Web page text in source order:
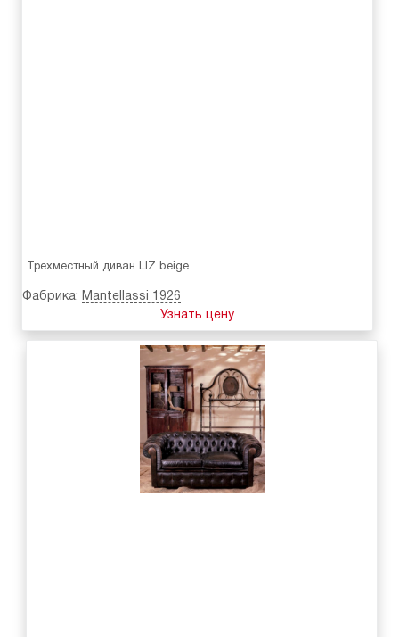
Трехместный диван LIZ beige
Фабрика: Mantellassi 1926
Узнать цену